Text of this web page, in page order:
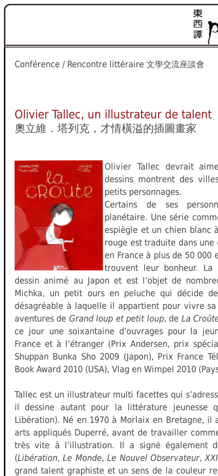
Conférence / Rencontre littéraire 文學交流座談會
Olivier Tallec, un illustrateur de talent
奧立維．塔列克，才情橫溢的插圖畫家
Olivier Tallec devrait
dessins montrent des
petits personnages.
Certains de ses
planétaire. Une série
espiègle et un chien blanc
rouge est traduite dans
en France à plus de 50 000
trouvent leur bonheur.
dessin animé au Japon et est l’objet de
Michka, un petit ours en peluche qui décide
désagréable à laquelle il appartient pour vivre
aventures de Grand loup et petit loup, de La
ce jour une soixantaine d’ouvrages pour la
France et à l’étranger (Prix Andersen, prix
Shuppan Bunka Sho 2009 (Japon), Prix France
Book Award 2010 (USA), Vlag en Wimpel 2010
Tallec est un illustrateur multi facettes qui
il dessine autant pour la littérature jeunesse
Libération). Né en 1970 à Morlaix en Bretagne, il
arts appliqués Duperré, avant de travailler
très vite à l’illustration. Il a signé également
(Libération,Le Monde,Le Nouvel Observateur,XXI
grand talent graphiste et un sens de la couleur